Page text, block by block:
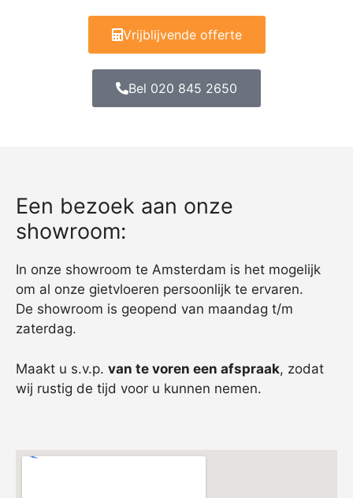
Vrijblijvende offerte
Bel 020 845 2650
Een bezoek aan onze
showroom:
In onze showroom te Amsterdam is het mogelijk
om al onze gietvloeren persoonlijk te ervaren.
De showroom is geopend van maandag t/m
zaterdag.
Maakt u s.v.p. van te voren een afspraak, zodat
wij rustig de tijd voor u kunnen nemen.